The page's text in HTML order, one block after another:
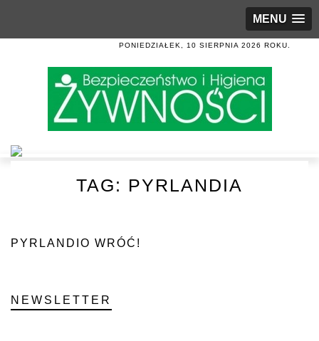
MENU
PONIEDZIAŁEK, 10 SIERPNIA 2026 ROKU.
TAG: PYRLANDIA
PYRLANDIO WRÓĆ!
NEWSLETTER